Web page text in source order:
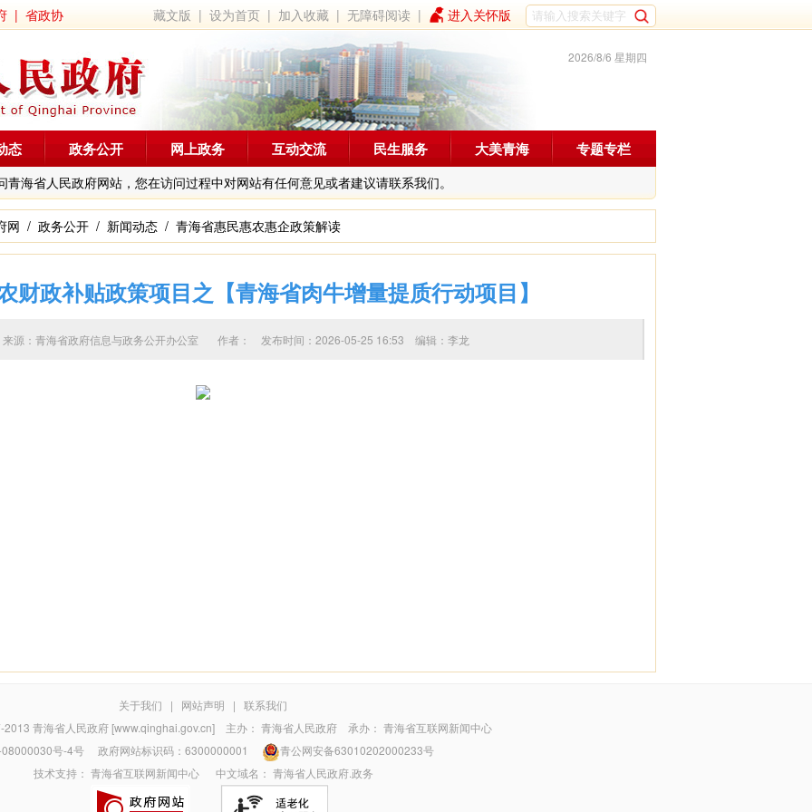
| 省政协 藏文版 |设为首页 | 加入收藏 |无障碍阅读 | 进入关怀版
2026/8/6 星期四
青海省人民政府网站，您在访问过程中对网站有任何意见或者建议请联系我们。
态 政务公开 网上政务 互动交流 民生服务 大美青海 专题专栏
网 / 政务公开 / 新闻动态 / 青海省惠民惠农惠企政策解读
财政补贴政策项目之【青海省肉牛增量提质行动项目】
来源：青海省政府信息与政务公开办公室 作者： 发布时间：2026-05-25 16:53 编辑：李龙
关于我们 | 网站声明 | 联系我们
2013 青海省人民政府 [www.qinghai.gov.cn] 主办： 青海省人民政府 承办： 青海省互联网新闻中心
号-4号政府网站标识码：6300000001
青公网安备63010202000233号
技术支持： 青海省互联网新闻中心中文域名： 青海省人民政府.政务